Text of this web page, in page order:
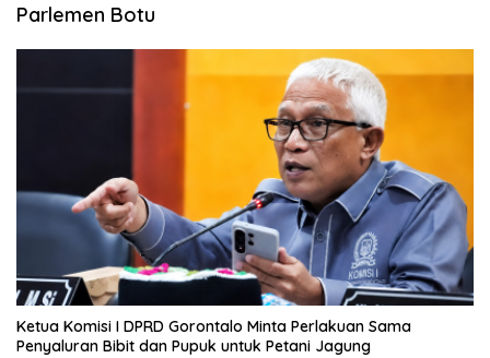
Parlemen Botu
Ketua Komisi I DPRD Gorontalo Minta Perlakuan Sama
Penyaluran Bibit dan Pupuk untuk Petani Jagung